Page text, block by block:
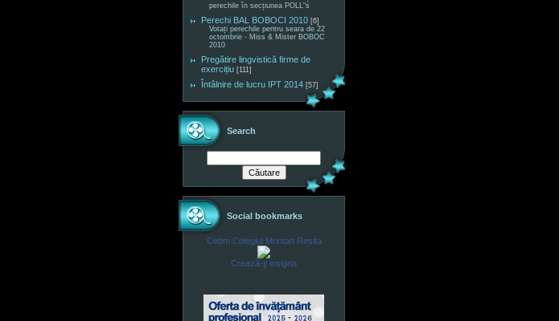
perechile în secțiunea POLL"s
Perechi BAL BOBOCI 2010 [6]
Votați perechile pentru seara de 22
octombrie - Miss & Mister BOBOC
2010
Pregătire lingvistică firme de
exercițiu [111]
Întâlnire de lucru IPT 2014 [57]
Search
Social bookmarks
Cebm Colegiul Montan Resita
Crează-ţi insigna